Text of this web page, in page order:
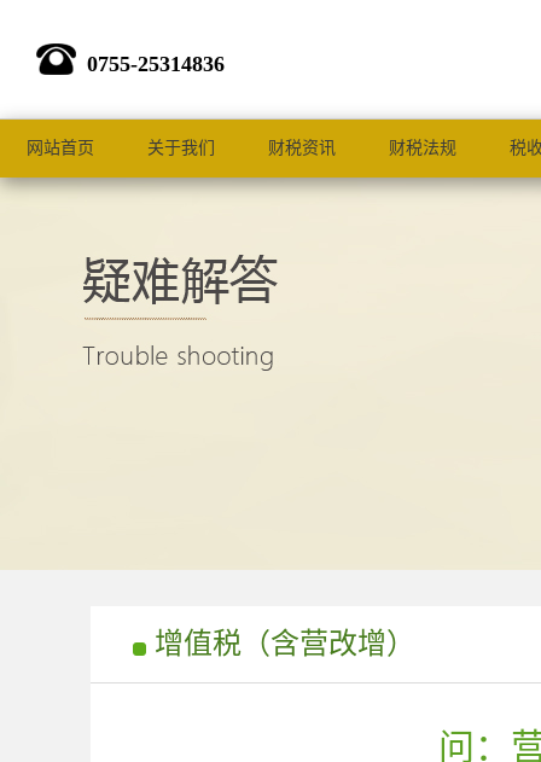
0755-25314836
网站首页 关于我们 财税资讯 财税法规 税
增值税（含营改增）
问：